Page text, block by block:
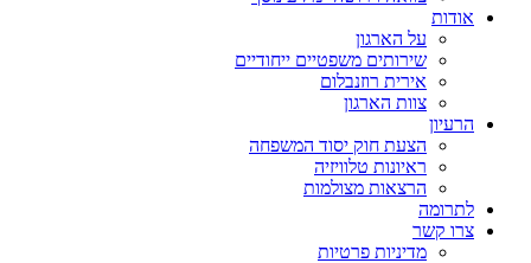
אודות
על הארגון
שירותים משפטיים ייחודיים
אירית רוזנבלום
צוות הארגון
הרעיון
הצעת חוק יסוד המשפחה
ראיונות טלוויזיה
הרצאות מצולמות
לתרומה
צרו קשר
מדיניות פרטיות